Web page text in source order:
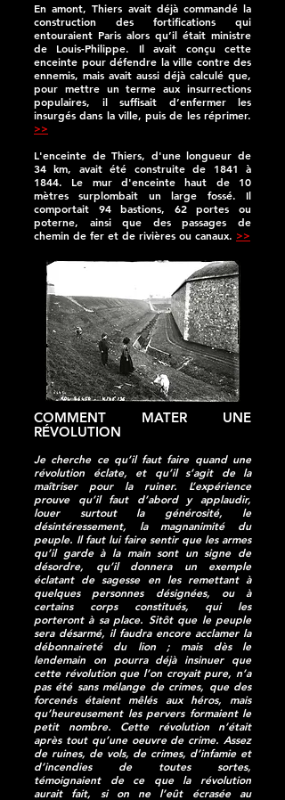
En amont, Thiers avait déjà commandé la
construction des fortifications qui
entouraient Paris alors qu’il était ministre
de Louis-Philippe. Il avait conçu cette
enceinte pour défendre la ville contre des
ennemis, mais avait aussi déjà calculé que,
pour mettre un terme aux insurrections
populaires, il suffisait d’enfermer les
insurgés dans la ville, puis de les réprimer.
>>
L'enceinte de Thiers, d'une longueur de
34 km, avait été construite de 1841 à
1844. Le mur d'enceinte haut de 10
mètres surplombait un large fossé. Il
comportait 94 bastions, 62 portes ou
poterne, ainsi que des passages de
chemin de fer et de rivières ou canaux. >>
COMMENT MATER UNE
RÉVOLUTION
Je cherche ce qu’il faut faire quand une
révolution éclate, et qu’il s’agit de la
maîtriser pour la ruiner. L’expérience
prouve qu’il faut d’abord y applaudir,
louer surtout la générosité, le
désintéressement, la magnanimité du
peuple. Il faut lui faire sentir que les armes
qu’il garde à la main sont un signe de
désordre, qu’il donnera un exemple
éclatant de sagesse en les remettant à
quelques personnes désignées, ou à
certains corps constitués, qui les
porteront à sa place. Sitôt que le peuple
sera désarmé, il faudra encore acclamer la
débonnaireté du lion ; mais dès le
lendemain on pourra déjà insinuer que
cette révolution que l’on croyait pure, n’a
pas été sans mélange de crimes, que des
forcenés étaient mêlés aux héros, mais
qu’heureusement les pervers formaient le
petit nombre. Cette révolution n’était
après tout qu’une oeuvre de crime. Assez
de ruines, de vols, de crimes, d’infamie et
d’incendies de toutes sortes,
témoignaient de ce que la révolution
aurait fait, si on ne l’eût écrasée au